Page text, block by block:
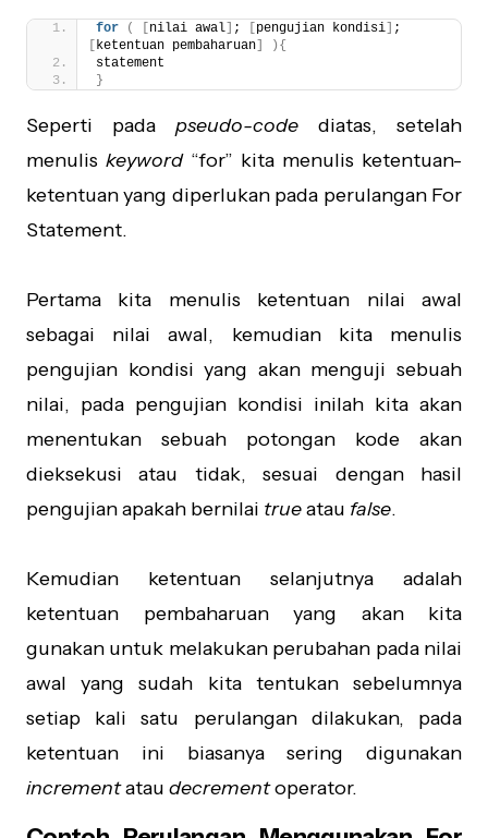
for ( nilai awal ; pengujian kondisi
ketentuan pembaharuan ) {
statement
}
Seperti pada pseudo-code diatas, setelah
menulis keyword“for” kita menulis ketentuan-
ketentuan yang diperlukan pada perulangan For
Statement.
Pertama kita menulis ketentuan nilai awal
sebagai nilai awal, kemudian kita menulis
pengujian kondisi yang akan menguji sebuah
nilai, pada pengujian kondisi inilah kita akan
menentukan sebuah potongan kode akan
dieksekusi atau tidak, sesuai dengan hasil
pengujian apakah bernilai trueatau false.
Kemudian ketentuan selanjutnya adalah
ketentuan pembaharuan yang akan kita
gunakan untuk melakukan perubahan pada nilai
awal yang sudah kita tentukan sebelumnya
setiap kali satu perulangan dilakukan, pada
ketentuan ini biasanya sering digunakan
incrementatau decrementoperator.